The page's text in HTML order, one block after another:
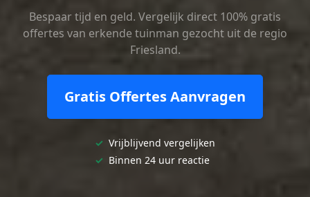
Bespaar tijd en geld. Vergelijk direct 100% gratis
offertes van erkende tuinman gezocht uit de regio
Friesland.
Gratis Offertes Aanvragen
✓ Vrijblijvend vergelijken
✓ Binnen 24 uur reactie